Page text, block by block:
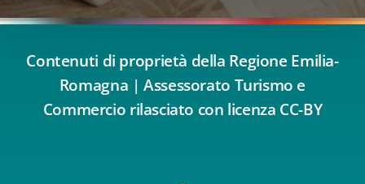
Contenuti di proprietà della Regione Emilia-
Romagna | Assessorato Turismo e
Commercio rilasciato con licenza CC-BY